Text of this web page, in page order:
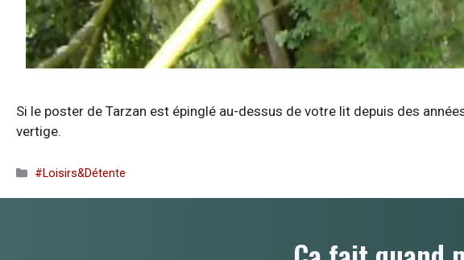
Si le poster de Tarzan est épinglé au-dessus de votre lit depuis des
vertige.
Catégories
#Loisirs&Détente